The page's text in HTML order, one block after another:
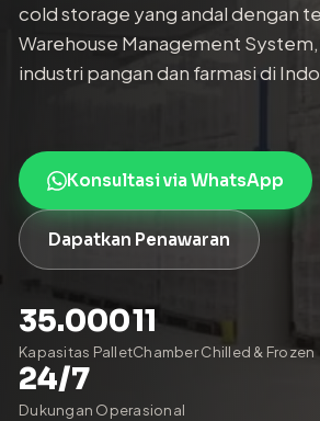
cold storage yang andal dengan
Warehouse Management
industri pangan dan farmasi di
Konsultasi via WhatsApp
Dapatkan Penawaran
35.000
Kapasitas Pallet
11
Chamber Chilled & Frozen
24/7
Dukungan Operasional